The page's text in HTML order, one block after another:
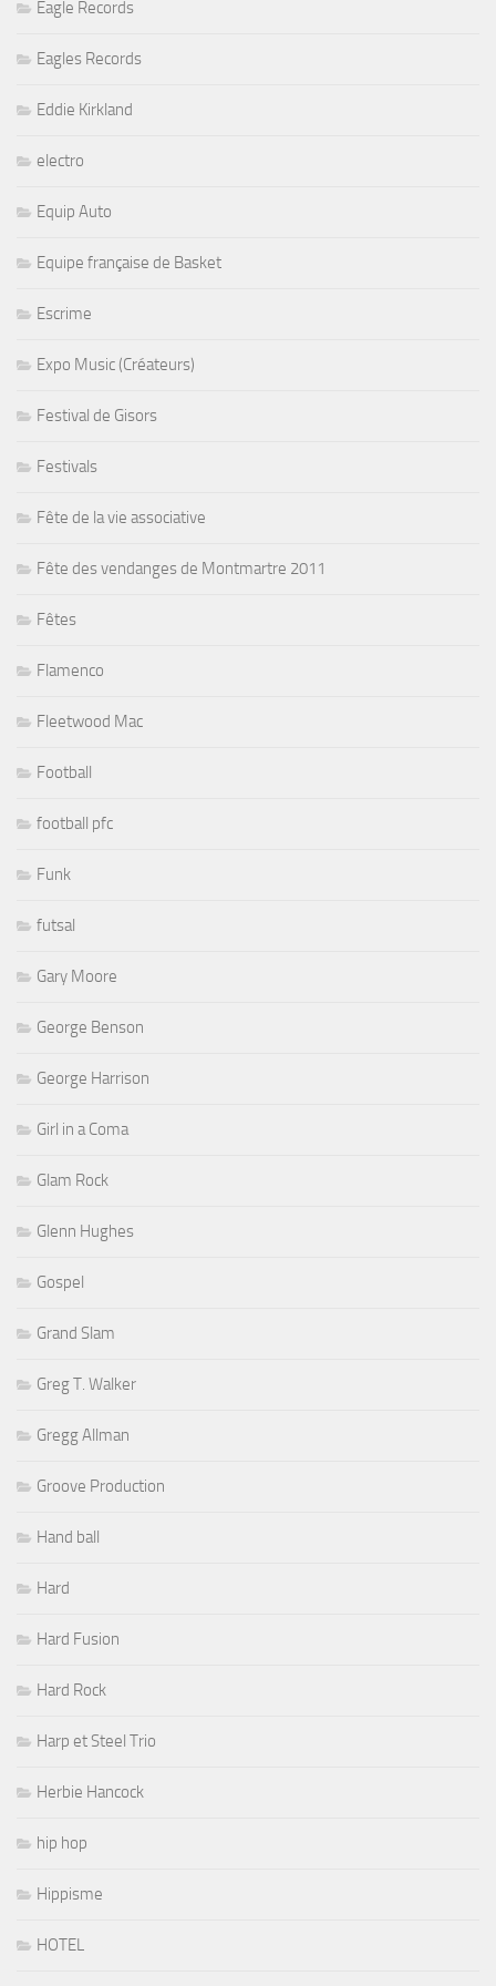
Eagle Records
Eagles Records
Eddie Kirkland
electro
Equip Auto
Equipe française de Basket
Escrime
Expo Music (Créateurs)
Festival de Gisors
Festivals
Fête de la vie associative
Fête des vendanges de Montmartre 2011
Fêtes
Flamenco
Fleetwood Mac
Football
football pfc
Funk
futsal
Gary Moore
George Benson
George Harrison
Girl in a Coma
Glam Rock
Glenn Hughes
Gospel
Grand Slam
Greg T. Walker
Gregg Allman
Groove Production
Hand ball
Hard
Hard Fusion
Hard Rock
Harp et Steel Trio
Herbie Hancock
hip hop
Hippisme
HOTEL